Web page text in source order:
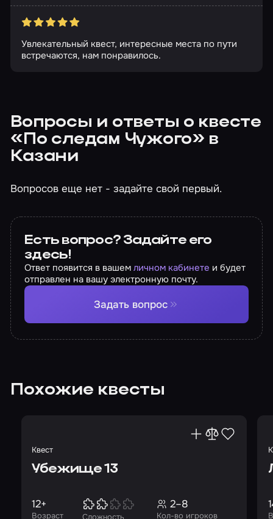
Увлекательный квест, интересные места по пути
встречаются, нам понравилось.
Вопросы и ответы о квесте
«По следам Чужого» в
Казани
Вопросов еще нет - задайте свой первый.
Есть вопрос? Задайте его
здесь!
Ответ появится в вашемличном кабинете и будет
отправлен на вашу электронную почту.
Задать вопрос
Похожие квесты
Квест
Убежище 13
Возраст
12+
Кол-во игроков
2–8